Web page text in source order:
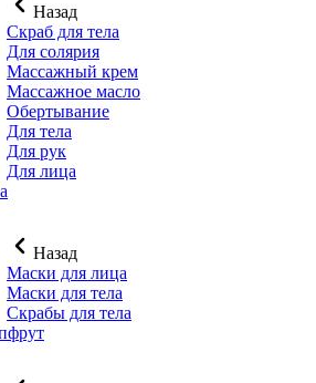
Назад
Скраб для тела
Для солярия
Массажный крем
Массажное масло
Обертывание
Для тела
Для рук
Для лица
Назад
Маски для лица
Маски для тела
Скрабы для тела